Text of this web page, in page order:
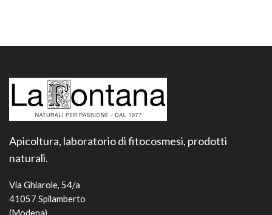
Apicoltura, laboratorio di fitocosmesi, prodotti
naturali.
Via Ghiarole, 54/a
41057 Spilamberto
(Modena)